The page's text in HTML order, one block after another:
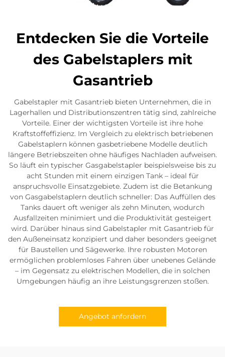
Entdecken Sie die Vorteile
des Gabelstaplers mit
Gasantrieb
Gabelstapler mit Gasantrieb bieten Unternehmen, die in
Lagerhallen und Distributionszentren tätig sind, zahlreiche
Vorteile. Einer der wichtigsten Vorteile ist ihre hohe
Kraftstoffeffizienz. Im Vergleich zu elektrisch betriebenen
Gabelstaplern können gasbetriebene Modelle deutlich
längere Betriebszeiten ohne häufiges Nachladen aufweisen.
So läuft ein typischer Gasgabelstapler beispielsweise bis zu
acht Stunden mit einem einzigen Tank – ideal für
anspruchsvolle Einsatzgebiete. Zudem ist die Betankung
von Gasgabelstaplern deutlich schneller: Das Auffüllen des
Tanks dauert oft weniger als zehn Minuten, wodurch
Ausfallzeiten minimiert und die Produktivität gesteigert
wird. Darüber hinaus sind Gabelstapler mit Gasantrieb für
den Außeneinsatz konzipiert und daher besonders geeignet
für Baustellen und Sägewerke. Ihre robusten Motoren
ermöglichen problemloses Fahren über unebenes Gelände
– im Gegensatz zu elektrischen Modellen, die in solchen
Umgebungen häufig an ihre Leistungsgrenzen stoßen.
Angebot anfordern